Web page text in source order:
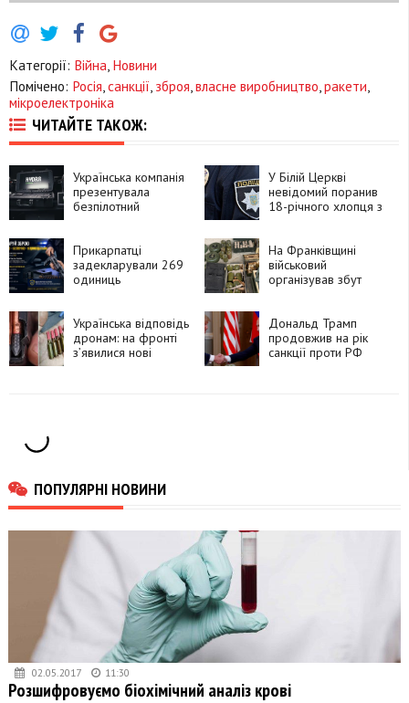
Категорії: Війна, Новини
Помічено: Росія,санкції, зброя,власне виробництво,ракети,
мікроелектроніка
ЧИТАЙТЕ ТАКОЖ:
Українська компанія
презентувала
безпілотний
У Білій Церкві
невідомий поранив
18-річного хлопця з
Прикарпатці
задекларували 269
одиниць
На Франківщині
військовий
організував збут
Українська відповідь
дронам: на фронті
з’явилися нові
Дональд Трамп
продовжив на рік
санкції проти РФ
ПОПУЛЯРНІ НОВИНИ
02.05.2017 11:30
Розшифровуємо біохімічний аналіз крові